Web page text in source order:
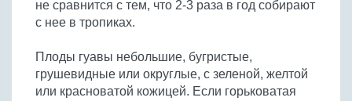
Макароны
Бобовые
Яйца
не сравнится с тем, что 2-3 раза в год собирают
с нее в тропиках.
Плоды гуавы небольшие, бугристые,
грушевидные или округлые, с зеленой, желтой
или красноватой кожицей. Если горьковатая